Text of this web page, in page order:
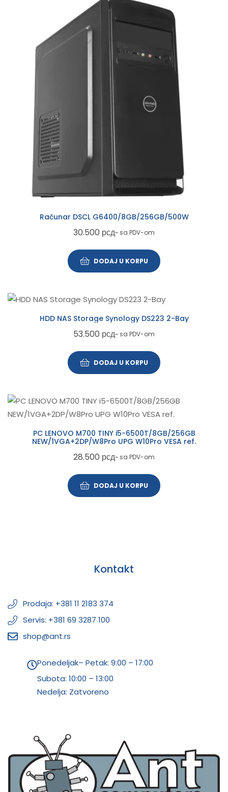
Računar DSCL G6400/8GB/256GB/500W
30.500 рсд~ sa PDV-om
DODAJ U KORPU
HDD NAS Storage Synology DS223 2-Bay
53.500 рсд~ sa PDV-om
DODAJ U KORPU
PC LENOVO M700 TINY i5-6500T/8GB/256GB
NEW/1VGA+2DP/W8Pro UPG W10Pro VESA ref.
28.500 рсд~ sa PDV-om
DODAJ U KORPU
Kontakt
Prodaja: +381 11 2183 374
Servis: +381 69 3287 100
shop@ant.rs
Ponedeljak– Petak: 9:00 – 17:00
Subota: 10:00 – 13:00
Nedelja: Zatvoreno